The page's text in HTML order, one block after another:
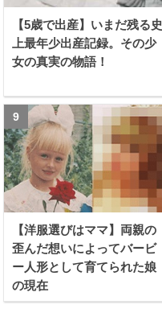
【5歳で出産】いまだ残る史
上最年少出産記録。その少
女の真実の物語！
【洋服選びはママ】両親の
歪んだ想いによってバービ
ー人形として育てられた娘
の現在